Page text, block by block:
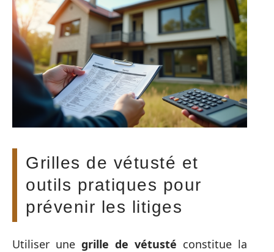
Grilles de vétusté et
outils pratiques pour
prévenir les litiges
Utiliser une grille de vétusté constitue la